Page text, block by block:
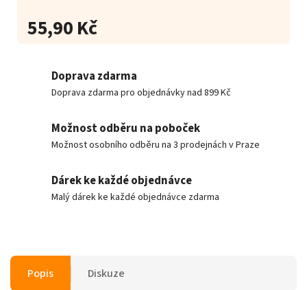
55,90 Kč
Doprava zdarma
Doprava zdarma pro objednávky nad 899 Kč
Možnost odběru na poboček
Možnost osobního odběru na 3 prodejnách v Praze
Dárek ke každé objednávce
Malý dárek ke každé objednávce zdarma
Popis Diskuze